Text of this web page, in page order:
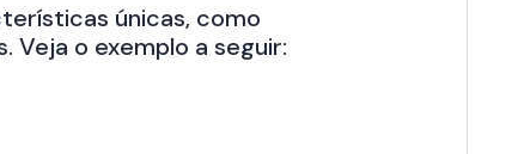
únicas, como
Veja o exemplo a seguir: